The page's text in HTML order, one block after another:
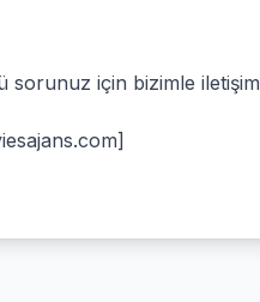
sorunuz için bizimle